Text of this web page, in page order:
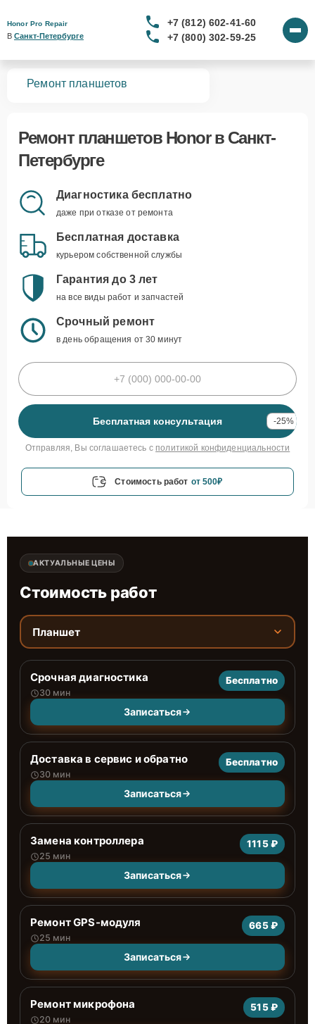
Honor Pro Repair
В Санкт-Петербурге
+7 (812) 602-41-60
+7 (800) 302-59-25
Ремонт планшетов
Ремонт планшетов Honorв Санкт-
Петербурге
Диагностика бесплатно
даже при отказе от ремонта
Бесплатная доставка
курьером собственной службы
Гарантия до 3 лет
на все виды работ и запчастей
Срочный ремонт
в день обращения от 30 минут
Бесплатная консультация -25%
Отправляя, Вы соглашаетесь с политикой конфиденциальности
Стоимость работ от 500₽
АКТУАЛЬНЫЕ ЦЕНЫ
Стоимость работ
Планшет
Срочная диагностика
30 мин
Бесплатно
Записаться
Доставка в сервис и обратно
30 мин
Бесплатно
Записаться
Замена контроллера
25 мин
1115 ₽
Записаться
Ремонт GPS-модуля
25 мин
665 ₽
Записаться
Ремонт микрофона
20 мин
515 ₽